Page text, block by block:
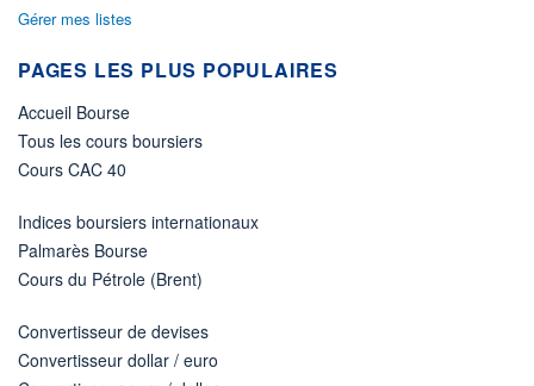
Gérer mes listes
PAGES LES PLUS POPULAIRES
Accueil Bourse
Tous les cours boursiers
Cours CAC 40
Indices boursiers internationaux
Palmarès Bourse
Cours du Pétrole (Brent)
Convertisseur de devises
Convertisseur dollar / euro